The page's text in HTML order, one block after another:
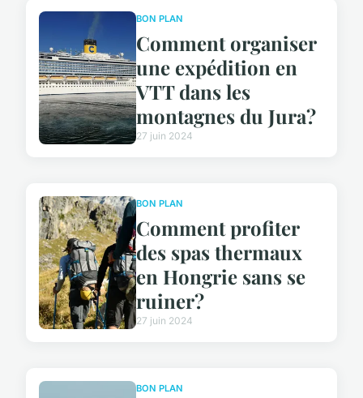
BON PLAN
Comment organiser
une expédition en
VTT dans les
montagnes du Jura?
27 juin 2024
BON PLAN
Comment profiter
des spas thermaux
en Hongrie sans se
ruiner?
27 juin 2024
BON PLAN